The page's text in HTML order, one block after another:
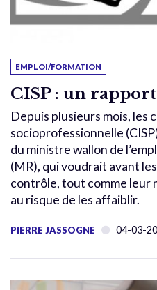
EMPLOI/FORMATION
CISP : un
Depuis plusieurs mois, les
socioprofessionnelle
du ministre wallon de
(MR), qui voudrait avant
contrôle, tout comme leur
au risque de les affaiblir.
PIERRE JASSOGNE 04-03-